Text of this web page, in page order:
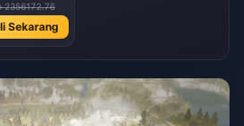
2356172.76
Sekarang